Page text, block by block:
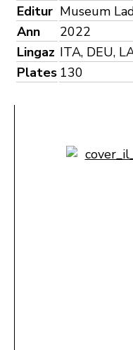
Editur Museum
Ann
2022
Lingaz ITA, DEU,
Plates 130